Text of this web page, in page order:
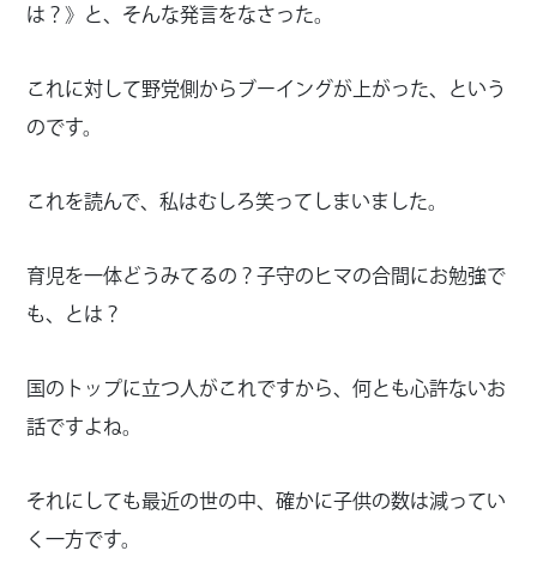
は？》と、そんな発言をなさった。
これに対して野党側からブーイングが上がった、という
のです。
これを読んで、私はむしろ笑ってしまいました。
育児を一体どうみてるの？子守のヒマの合間にお勉強で
も、とは？
国のトップに立つ人がこれですから、何とも心許ないお
話ですよね。
それにしても最近の世の中、確かに子供の数は減ってい
く一方です。